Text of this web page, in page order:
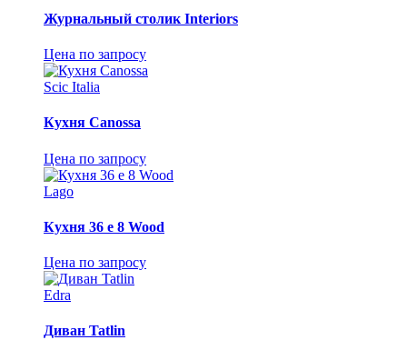
Журнальный столик Interiors
Цена по запросу
Scic Italia
Кухня Canossa
Цена по запросу
Lago
Кухня 36 e 8 Wood
Цена по запросу
Edra
Диван Tatlin